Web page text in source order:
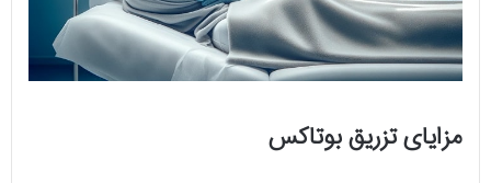
مزایای تزریق بوتاکس